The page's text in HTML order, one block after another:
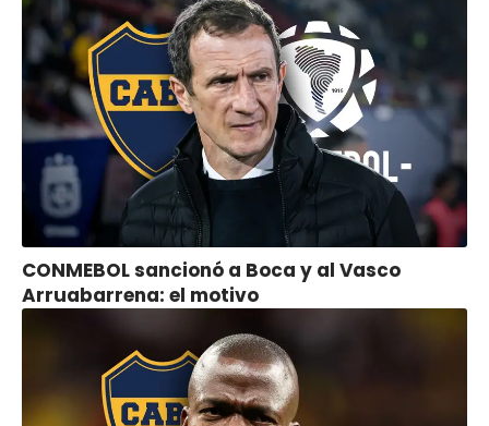
CONMEBOL sancionó a Boca y al Vasco
Arruabarrena: el motivo